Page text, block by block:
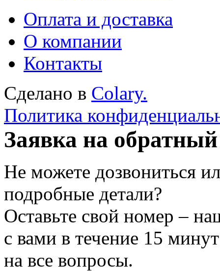
Оплата и доставка
О компании
Контакты
Сделано в Colary.
Политика
Заявка на
Не можете дозвониться
подробные детали?
Оставьте свой номер –
с вами в течение 15
на все вопросы.